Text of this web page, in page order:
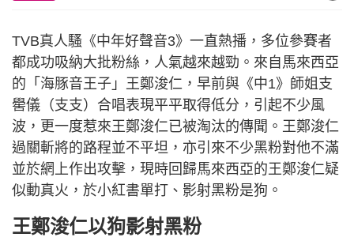
TVB真人騷《中年好聲音3》一直熱播，多位參賽者
都成功吸納大批粉絲，人氣越來越勁。來自馬來西亞
的「海豚音王子」王鄭浚仁，早前與《中1》師姐支
嚳儀（支支）合唱表現平平取得低分，引起不少風
波，更一度惹來王鄭浚仁已被淘汰的傳聞。王鄭浚仁
過關斬將的路程並不平坦，亦引來不少黑粉對他不滿
並於網上作出攻擊，現時回歸馬來西亞的王鄭浚仁疑
似動真火，於小紅書單打、影射黑粉是狗。
王鄭浚仁以狗影射黑粉